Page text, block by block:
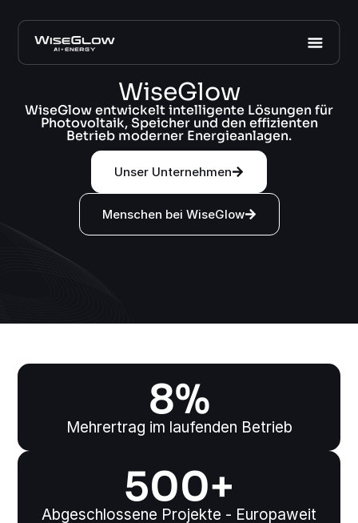
WiseGlow
WiseGlow entwickelt intelligente Lösungen für
Photovoltaik, Speicher und den effizienten
Betrieb moderner Energieanlagen.
Unser Unternehmen
Menschen bei WiseGlow
Mehrertrag im laufenden Betrieb
8%
Abgeschlossene Projekte - Europaweit
500+